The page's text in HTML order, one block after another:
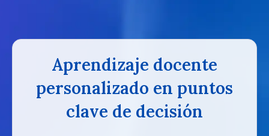
Aprendizaje docente
personalizado en puntos
clave de decisión